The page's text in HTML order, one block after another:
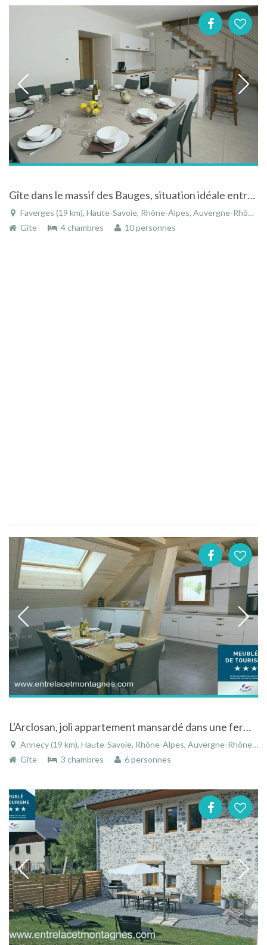
Gîte dans le massif des Bauges, situation idéale entre le Lac d'Annecy et les montagnes
Faverges (19 km), Haute-Savoie, Rhône-Alpes, Auvergne-Rhône-Alpes, France
Gîte
4 chambres 10 personnes
L'Arclosan, joli appartement mansardé dans une ferme rénovée à 5 minutes du Lac d’Annecy
Annecy (19 km), Haute-Savoie, Rhône-Alpes, Auvergne-Rhône-Alpes, France
Gîte
3 chambres 6 personnes